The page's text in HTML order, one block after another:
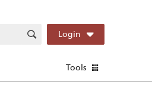
Login
Tools